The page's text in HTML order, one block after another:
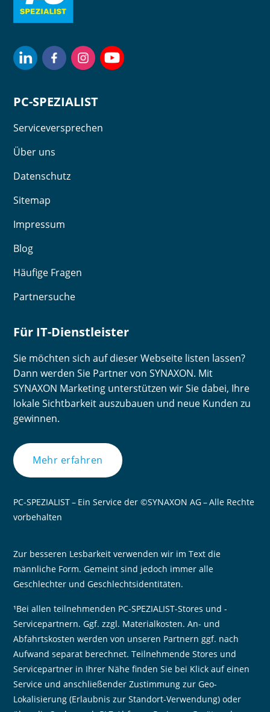
PC-SPEZIALIST
Serviceversprechen
Über uns
Datenschutz
Sitemap
Impressum
Blog
Häufige Fragen
Partnersuche
Für IT-Dienstleister
Sie möchten sich auf dieser Webseite listen lassen?
Dann werden Sie Partner von SYNAXON. Mit
SYNAXON Marketing unterstützen wir Sie dabei, Ihre
lokale Sichtbarkeit auszubauen und neue Kunden zu
gewinnen.
Mehr erfahren
PC-SPEZIALIST – Ein Service der ©SYNAXON AG – Alle Rechte
vorbehalten
Zur besseren Lesbarkeit verwenden wir im Text die
männliche Form. Gemeint sind jedoch immer alle
Geschlechter und Geschlechtsidentitäten.
¹Bei allen teilnehmenden PC-SPEZIALIST-Stores und -
Servicepartnern. Ggf. zzgl. Materialkosten. An- und
Abfahrtskosten werden von unseren Partnern ggf. nach
Aufwand separat berechnet. Teilnehmende Stores und
Servicepartner in Ihrer Nähe finden Sie bei Klick auf einen
Service und anschließender Zustimmung zur Geo-
Lokalisierung (Erlaubnis zur Standort-Verwendung) oder